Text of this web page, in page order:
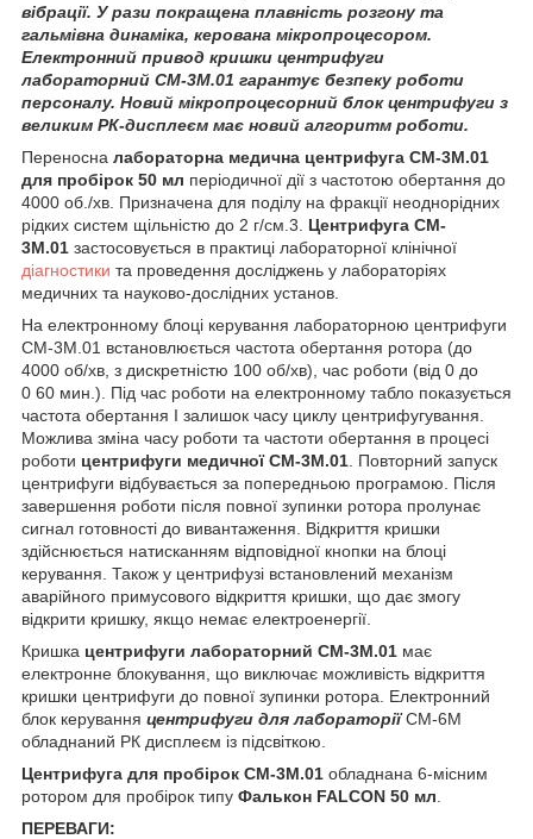
вібрації. У рази покращена плавність розгону та
гальмівна динаміка, керована мікропроцесором.
Електронний привод кришки центрифуги
лабораторний СМ-3М.01 гарантує безпеку роботи
персоналу. Новий мікропроцесорний блок центрифуги з
великим РК-дисплеєм має новий алгоритм роботи.
Переносна лабораторна медична центрифуга СМ-3М.01
для пробірок 50 мл періодичної дії з частотою обертання до
4000 об./хв. Призначена для поділу на фракції неоднорідних
рідких систем щільністю до 2 г/см. 3. Центрифуга CM-
3М.01 застосовується в практиці лабораторної клінічної
діагностики та проведення досліджень у лабораторіях
медичних та науково-дослідних установ.
На електронному блоці керування лабораторною центрифуги
CM-3M.01 встановлюється частота обертання ротора (до
4000 об/хв, з дискретністю 100 об/хв), час роботи (від 0 до
0 60 мин.). Під час роботи на електронному табло показується
частота обертання І залишок часу циклу центрифугування.
Можлива зміна часу роботи та частоти обертання в процесі
роботи центрифуги медичної CM-3M.01 . Повторний запуск
центрифуги відбувається за попередньою програмою. Після
завершення роботи після повної зупинки ротора пролунає
сигнал готовності до вивантаження. Відкриття кришки
здійснюється натисканням відповідної кнопки на блоці
керування. Також у центрифузі встановлений механізм
аварійного примусового відкриття кришки, що дає змогу
відкрити кришку, якщо немає електроенергії.
Кришка центрифуги лабораторний CM-3M.01 має
електронне блокування, що виключає можливість відкриття
кришки центрифуги до повної зупинки ротора. Електронний
блок керування центрифуги для лабораторіїСМ-6М
обладнаний РК дисплеєм із підсвіткою.
Центрифуга для пробірок CM-3М.01 обладнана 6-місним
ротором для пробірок типу Фалькон FALCON 50 мл
ПЕРЕВАГИ: